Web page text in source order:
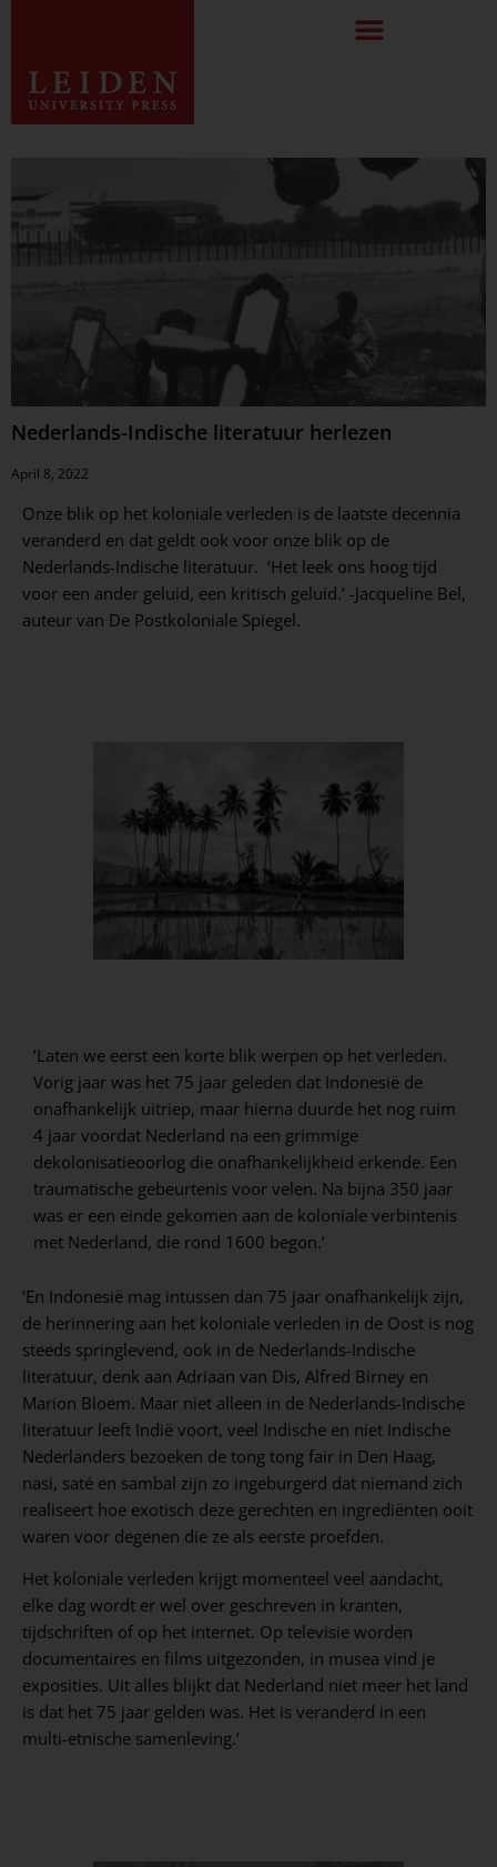
Nederlands-Indische literatuur herlezen
April 8, 2022
Onze blik op het koloniale verleden is de laatste decennia
veranderd en dat geldt ook voor onze blik op de
Nederlands-Indische literatuur. ‘Het leek ons hoog tijd
voor een ander geluid, een kritisch geluid.’ -Jacqueline Bel,
auteur van De Postkoloniale Spiegel.
‘Laten we eerst een korte blik werpen op het verleden.
Vorig jaar was het 75 jaar geleden dat Indonesië de
onafhankelijk uitriep, maar hierna duurde het nog ruim
4 jaar voordat Nederland na een grimmige
dekolonisatieoorlog die onafhankelijkheid erkende. Een
traumatische gebeurtenis voor velen. Na bijna 350 jaar
was er een einde gekomen aan de koloniale verbintenis
met Nederland, die rond 1600 begon.’
‘En Indonesië mag intussen dan 75 jaar onafhankelijk zijn,
de herinnering aan het koloniale verleden in de Oost is nog
steeds springlevend, ook in de Nederlands-Indische
literatuur, denk aan Adriaan van Dis, Alfred Birney en
Marion Bloem. Maar niet alleen in de Nederlands-Indische
literatuur leeft Indië voort, veel Indische en niet Indische
Nederlanders bezoeken de tong tong fair in Den Haag,
nasi, saté en sambal zijn zo ingeburgerd dat niemand zich
realiseert hoe exotisch deze gerechten en ingrediënten ooit
waren voor degenen die ze als eerste proefden.
Het koloniale verleden krijgt momenteel veel aandacht,
elke dag wordt er wel over geschreven in kranten,
tijdschriften of op het internet. Op televisie worden
documentaires en films uitgezonden, in musea vind je
exposities. Uit alles blijkt dat Nederland niet meer het land
is dat het 75 jaar gelden was. Het is veranderd in een
multi-etnische samenleving.’